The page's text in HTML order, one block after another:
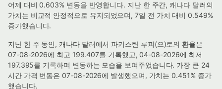
어제 대비 0.603% 변동을 반영합니다. 지난 한 주간, 캐나다 달러의
가치는 비교적 안정적으로 유지되었으며, 7일 전 가치 대비 0.549%
증가했습니다.
지난 한 주 동안, 캐나다 달러에서 파키스탄 루피(으)로의 환율은
07-08-2026에 최고 199.407를 기록했고, 04-08-2026에 최저
197.395를 기록하며 변동하는 모습을 보여주었습니다. 가장 큰 24
시간 가격 변동은 07-08-2026에 발생했으며, 가치는 0.451% 증가
했습니다.